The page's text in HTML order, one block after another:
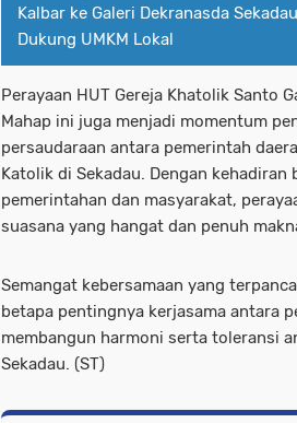
Kalbar ke Galeri Dekranasda
Dukung UMKM Lokal
Perayaan HUT Gereja Khatolik Santo
Mahap ini juga menjadi momentum
persaudaraan antara pemerintah
Katolik di Sekadau. Dengan
pemerintahan dan masyarakat,
suasana yang hangat dan penuh
Semangat kebersamaan yang
betapa pentingnya kerjasama antara
membangun harmoni serta toleransi
Sekadau. (ST)